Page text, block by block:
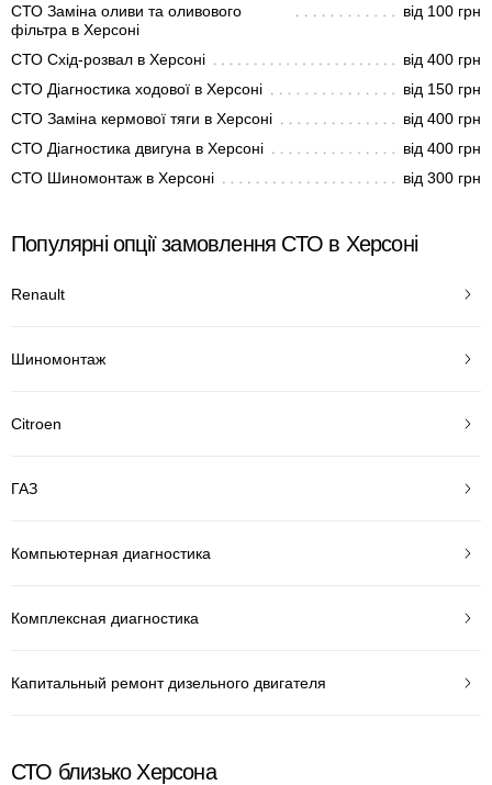
СТО Заміна оливи та оливового
фільтра в Херсоні
від 100 грн
СТО Схід-розвал в Херсоні
від 400 грн
СТО Діагностика ходової в Херсоні
від 150 грн
СТО Заміна кермової тяги в Херсоні
від 400 грн
СТО Діагностика двигуна в Херсоні
від 400 грн
СТО Шиномонтаж в Херсоні
від 300 грн
Популярні опції замовлення СТО в Херсоні
Renault
Шиномонтаж
Citroen
ГАЗ
Компьютерная диагностика
Комплексная диагностика
Капитальный ремонт дизельного двигателя
СТО близько Херсона